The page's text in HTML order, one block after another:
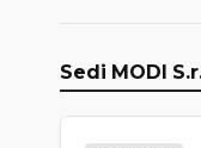
Sedi MODI